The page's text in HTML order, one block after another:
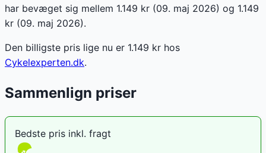
har bevæget sig mellem 1.149 kr (09. maj 2026) og 1.149
kr (09. maj 2026).
Den billigste pris lige nu er 1.149 kr hos
Cykelexperten.dk.
Sammenlign priser
Bedste pris inkl. fragt